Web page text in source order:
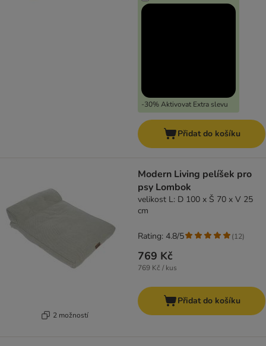
-30% Aktivovat Extra slevu
Přidat do košíku
2 možností
Modern Living pelíšek pro
psy Lombok
velikost L: D 100 x Š 70 x V 25
cm
769 Kč
769 Kč / kus
Rating: 4.8/5 (12)
Přidat do košíku